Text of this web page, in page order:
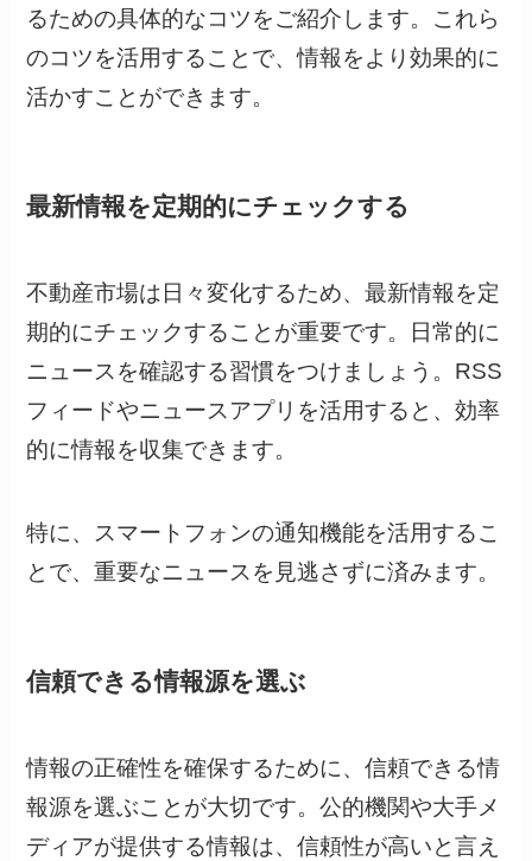
るための具体的なコツをご紹介します。これら
のコツを活用することで、情報をより効果的に
活かすことができます。
最新情報を定期的にチェックする
不動産市場は日々変化するため、最新情報を定
期的にチェックすることが重要です。日常的に
ニュースを確認する習慣をつけましょう。RSS
フィードやニュースアプリを活用すると、効率
的に情報を収集できます。
特に、スマートフォンの通知機能を活用するこ
とで、重要なニュースを見逃さずに済みます。
信頼できる情報源を選ぶ
情報の正確性を確保するために、信頼できる情
報源を選ぶことが大切です。公的機関や大手メ
ディアが提供する情報は、信頼性が高いと言え